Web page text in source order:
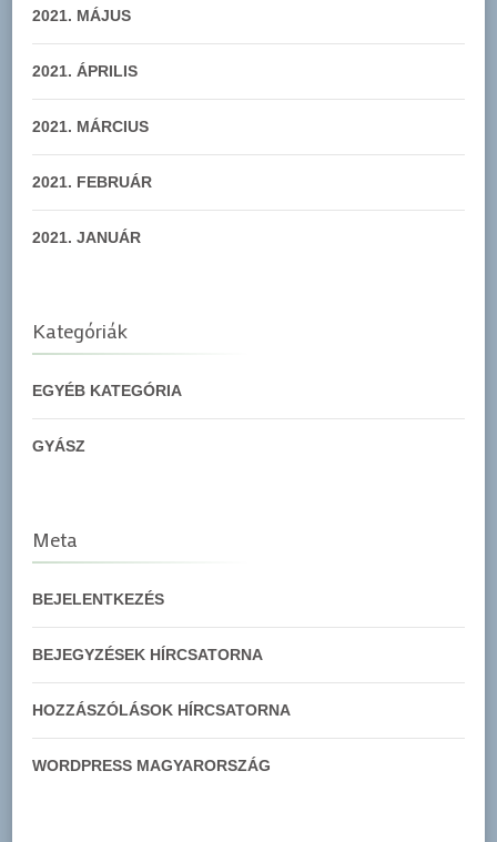
2021. MÁJUS
2021. ÁPRILIS
2021. MÁRCIUS
2021. FEBRUÁR
2021. JANUÁR
Kategóriák
EGYÉB KATEGÓRIA
GYÁSZ
Meta
BEJELENTKEZÉS
BEJEGYZÉSEK HÍRCSATORNA
HOZZÁSZÓLÁSOK HÍRCSATORNA
WORDPRESS MAGYARORSZÁG